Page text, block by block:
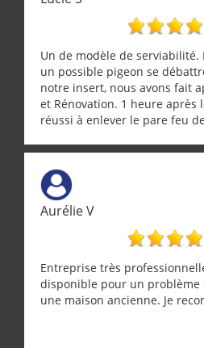
Un de modèle de serviabilité.
un possible pigeon se
notre insert, nous avons fait
et Rénovation. 1 heure après
réussi à enlever le pare feu
tourterelle et s’est ensuite
l’oiseau jusqu’à ce qu’il
puisse s’envoler. Après quoi il
ramonage de notre insert
grande propreté, nous
nombreux conseils
entrepreneur comme on
Encore un grand merci à lui.
Aurélie V
Entreprise très
disponible pour un problème
une maison ancienne. Je